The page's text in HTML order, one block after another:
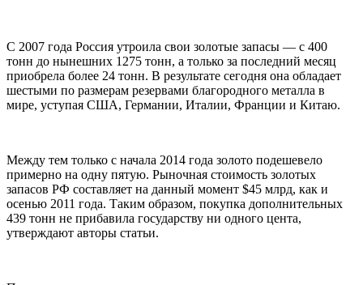
С 2007 года Россия утроила свои золотые запасы — с 400
тонн до нынешних 1275 тонн, а только за последний месяц
приобрела более 24 тонн. В результате сегодня она обладает
шестыми по размерам резервами благородного металла в
мире, уступая США, Германии, Италии, Франции и Китаю.
Между тем только с начала 2014 года золото подешевело
примерно на одну пятую. Рыночная стоимость золотых
запасов РФ составляет на данный момент $45 млрд, как и
осенью 2011 года. Таким образом, покупка дополнительных
439 тонн не прибавила государству ни одного цента,
утверждают авторы статьи.